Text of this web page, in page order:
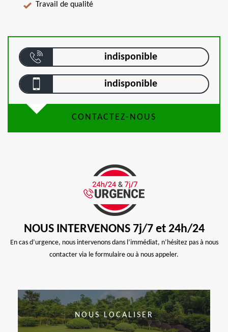
Travail de qualité
indisponible
indisponible
CONTACTEZ-NOUS
NOUS INTERVENONS 7j/7 et 24h/24
En cas d’urgence, nous intervenons dans l’immédiat, n’hésitez pas à nous
contacter via le formulaire ou à nous appeler.
NOUS LOCALISER